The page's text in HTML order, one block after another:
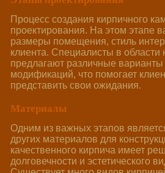
Процесс создания кирпичного
проектирования. На этом этапе
размеры помещения, стиль
клиента. Специалисты в области
предлагают различные варианты
модификаций, что помогает
представить свои ожидания.
Материалы
Одним из важных этапов
других материалов для
качественного кирпича имеет
долговечности и эстетического